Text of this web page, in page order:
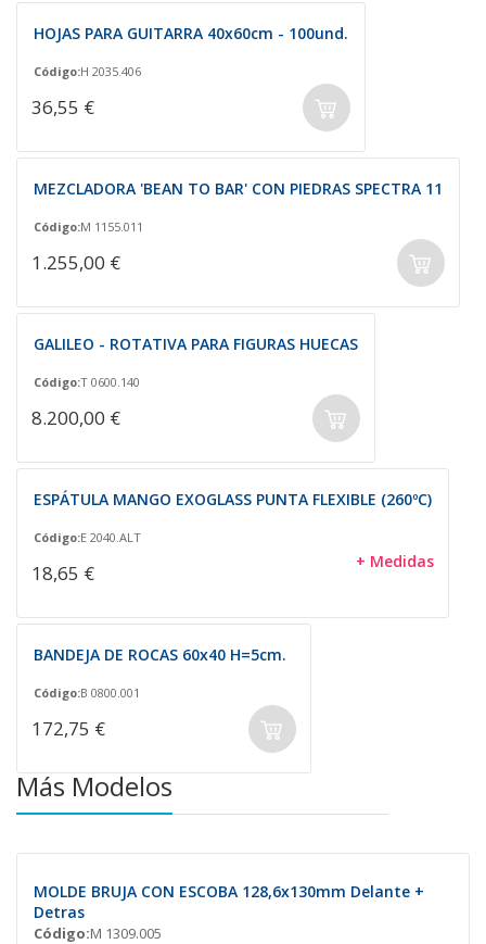
HOJAS PARA GUITARRA 40x60cm - 100und.
Código:H 2035.406
36,55 €
MEZCLADORA 'BEAN TO BAR' CON PIEDRAS SPECTRA 11
Código:M 1155.011
1.255,00 €
GALILEO - ROTATIVA PARA FIGURAS HUECAS
Código:T 0600.140
8.200,00 €
ESPÁTULA MANGO EXOGLASS PUNTA FLEXIBLE (260ºC)
Código:E 2040.ALT
18,65 € + Medidas
BANDEJA DE ROCAS 60x40 H=5cm.
Código:B 0800.001
172,75 €
Más Modelos
MOLDE BRUJA CON ESCOBA 128,6x130mm Delante +
Detras
Código:M 1309.005